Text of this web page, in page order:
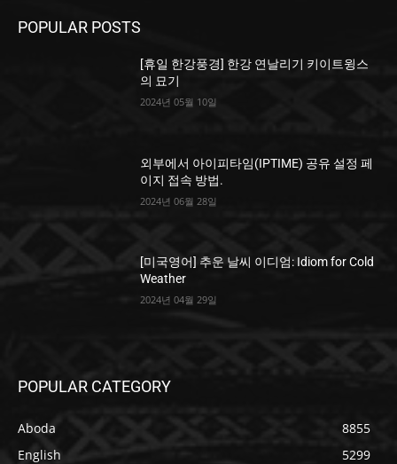
POPULAR POSTS
[휴일 한강풍경] 한강 연날리기 키이트윙스
의 묘기
2024년 05월 10일
외부에서 아이피타임(IPTIME) 공유 설정 페
이지 접속 방법.
2024년 06월 28일
[미국영어] 추운 날씨 이디엄: Idiom for Cold
Weather
2024년 04월 29일
POPULAR CATEGORY
Aboda
8855
English
5299